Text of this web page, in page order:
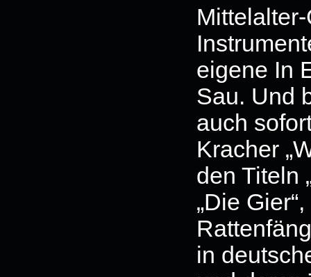
eigene In
Sau. Und
auch
Kracher
den Titeln
„Die
in